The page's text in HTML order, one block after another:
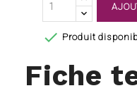
 Produit
Fiche